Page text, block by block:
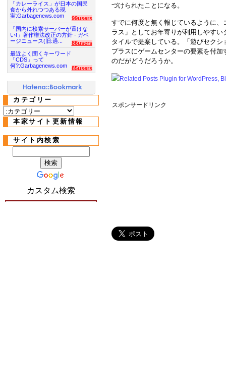
づけられたことになる。
すでに何度と無く報じているように、
ラス」としてお年寄りが利用しやす
タイルで提案している。「遊びセク
プラスにゲームセンターの要素を付
のだがどうだろうか。
スポンサードリンク
「カレーライス」が日本の国民
食から外れつつある現
実:Garbagenews.com
99users
「国内に検索サーバーが置けな
い!」著作権法改正の方針 - ガベ
ージニュース(旧:過...
86users
最近よく聞くキーワード
「CDS」って
何?:Garbagenews.com
85users
カテゴリー
本家サイト更新情報
サイト内検索
カスタム検索